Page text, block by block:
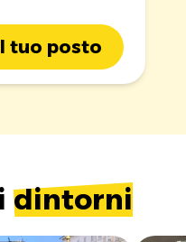
tuo posto
dintorni